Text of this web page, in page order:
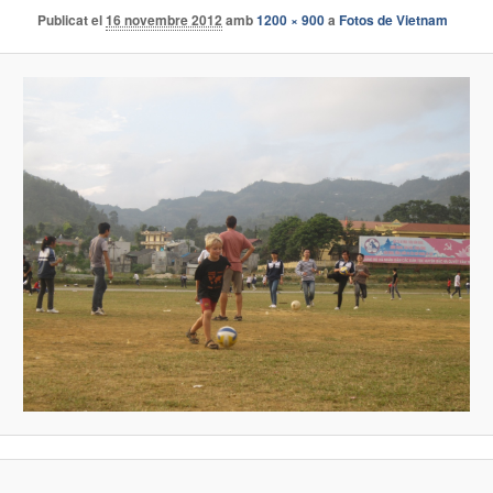
Publicat el16 novembre 2012 amb1200 × 900aFotos de Vietnam